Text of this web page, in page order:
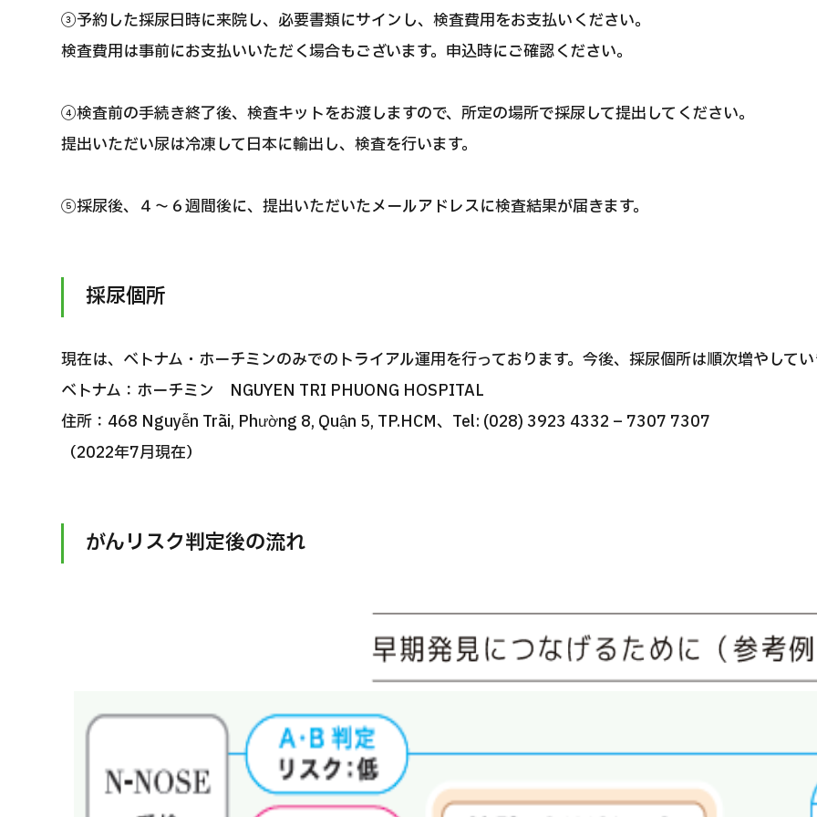
③予約した採尿日時に来院し、必要書類にサインし、検査費用をお支払いください。
検査費用は事前にお支払いいただく場合もございます。申込時にご確認ください。
④検査前の手続き終了後、検査キットをお渡しますので、所定の場所で採尿して提出してください。
提出いただい尿は冷凍して日本に輸出し、検査を行います。
⑤採尿後、４～６週間後に、提出いただいたメールアドレスに検査結果が届きます。
採尿個所
現在は、ベトナム・ホーチミンのみでのトライアル運用を行っております。今後、採尿個所は順次増やして
ベトナム：ホーチミン NGUYEN TRI PHUONG HOSPITAL
住所：468 Nguyễn Trãi, Phường 8, Quận 5, TP.HCM、Tel: (028) 3923 4332 – 7307 7307
（2022年7月現在）
がんリスク判定後の流れ